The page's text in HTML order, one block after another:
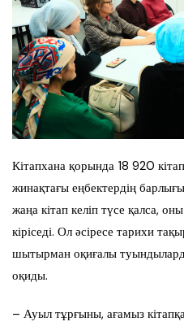
Кітапхана қорында 18 920
жинақтағы еңбектердің
жаңа кітап келіп түсе қалса,
кіріседі. Ол әсіресе тарихи
шытырман оқиғалы
оқиды.
– Ауыл тұрғыны, ағамыз